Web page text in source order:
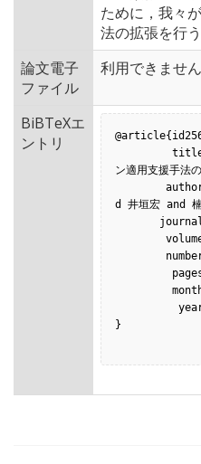
ために，我々
法の拡張を行う
論文電子
ファイル
利用できません
BiBTeXエ
ントリ
ン適用支援手法
d 井垣宏 and
}